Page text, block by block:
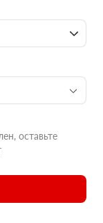
оставьте